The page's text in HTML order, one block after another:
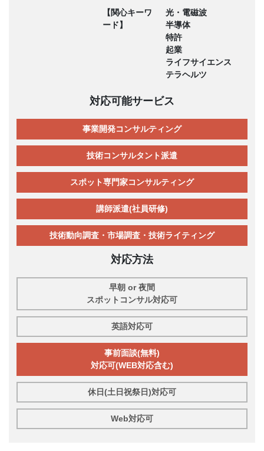
【関心キーワ
ード】
光・電磁波
半導体
特許
起業
ライフサイエンス
テラヘルツ
対応可能サービス
事業開発コンサルティング
技術コンサルタント派遣
スポット専門家コンサルティング
講師派遣(社員研修)
技術動向調査・市場調査・技術ライティング
対応方法
早朝 or 夜間
スポットコンサル対応可
英語対応可
事前面談(無料)
対応可(WEB対応含む)
休日(土日祝祭日)対応可
Web対応可